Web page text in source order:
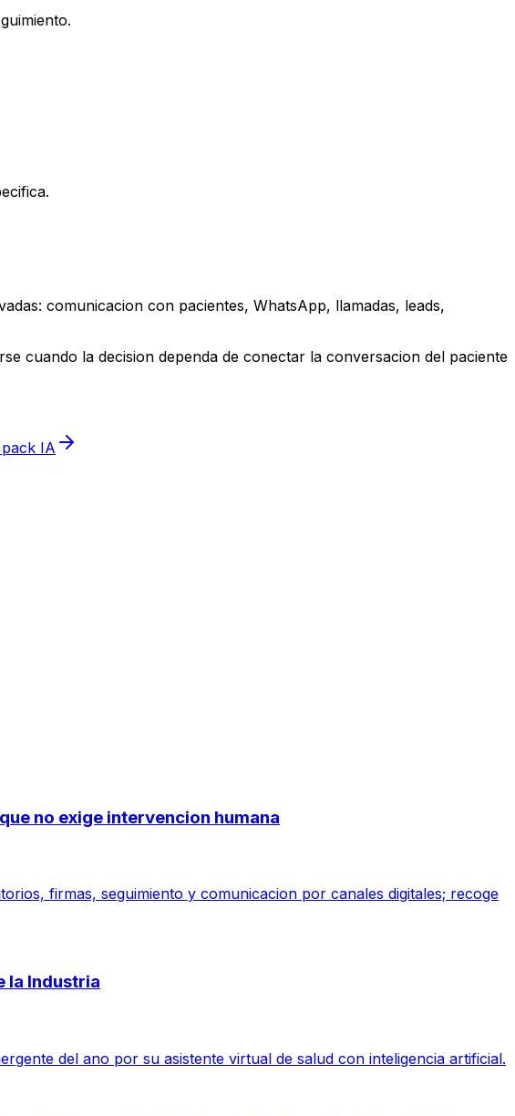
comunicacion con pacientes, WhatsApp, llamadas, leads,
cuando la decision dependa de conectar la conversacion del paciente
IA
no exige intervencion humana
firmas, seguimiento y comunicacion por canales digitales; recoge
la Industria
del ano por su asistente virtual de salud con inteligencia artificial.